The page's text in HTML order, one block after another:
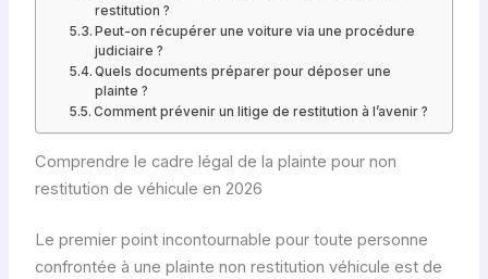
restitution ?
Peut-on récupérer une voiture via une procédure
judiciaire ?
Quels documents préparer pour déposer une
plainte ?
Comment prévenir un litige de restitution à l’avenir ?
Comprendre le cadre légal de la plainte pour non
restitution de véhicule en 2026
Le premier point incontournable pour toute personne
confrontée à une plainte non restitution véhicule est de